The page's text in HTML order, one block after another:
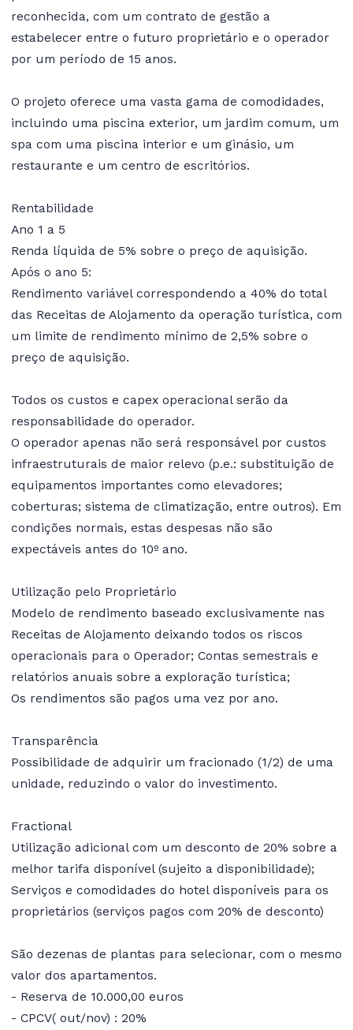
reconhecida, com um contrato de gestão a
estabelecer entre o futuro proprietário e o operador
por um período de 15 anos.
O projeto oferece uma vasta gama de comodidades,
incluindo uma piscina exterior, um jardim comum, um
spa com uma piscina interior e um ginásio, um
restaurante e um centro de escritórios.
Rentabilidade
Ano 1 a 5
Renda líquida de 5% sobre o preço de aquisição.
Após o ano 5:
Rendimento variável correspondendo a 40% do total
das Receitas de Alojamento da operação turística, com
um limite de rendimento mínimo de 2,5% sobre o
preço de aquisição.
Todos os custos e capex operacional serão da
responsabilidade do operador.
O operador apenas não será responsável por custos
infraestruturais de maior relevo (p.e.: substituição de
equipamentos importantes como elevadores;
coberturas; sistema de climatização, entre outros). Em
condições normais, estas despesas não são
expectáveis antes do 10º ano.
Utilização pelo Proprietário
Modelo de rendimento baseado exclusivamente nas
Receitas de Alojamento deixando todos os riscos
operacionais para o Operador; Contas semestrais e
relatórios anuais sobre a exploração turística;
Os rendimentos são pagos uma vez por ano.
Transparência
Possibilidade de adquirir um fracionado (1/2) de uma
unidade, reduzindo o valor do investimento.
Fractional
Utilização adicional com um desconto de 20% sobre a
melhor tarifa disponível (sujeito a disponibilidade);
Serviços e comodidades do hotel disponíveis para os
proprietários (serviços pagos com 20% de desconto)
São dezenas de plantas para selecionar, com o mesmo
valor dos apartamentos.
- Reserva de 10.000,00 euros
- CPCV( out/nov) : 20%